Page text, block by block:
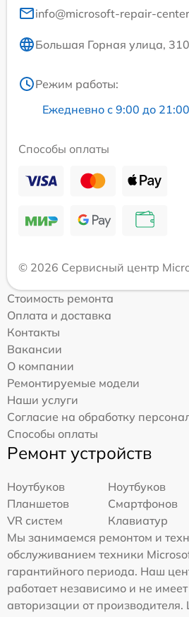
info@microsoft-repair-
Большая Горная улица,
Режим работы:
Ежедневно с 9:00 до 21:00
Способы оплаты
© 2026 Сервисный центр
Стоимость ремонта
Оплата и доставка
Контакты
Вакансии
О компании
Ремонтируемые модели
Наши услуги
Согласие на обработку
Способы оплаты
Ремонт устройств
Ноутбуков
Ноутбуков
Планшетов
Смартфонов
VR систем
Клавиатур
Мы занимаемся ремонтом и
обслуживанием техники
гарантийного периода. Наш
работает независимо и не
авторизации от